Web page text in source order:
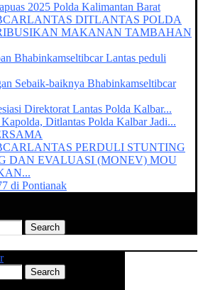
2025 Polda Kalimantan Barat
DITLANTAS POLDA
MAKANAN TAMBAHAN
Bhabinkamseltibcar Lantas peduli
Sebaik-baiknya Bhabinkamseltibcar
Direktorat Lantas Polda Kalbar...
Ditlantas Polda Kalbar Jadi...
PERDULI STUNTING
DAN EVALUASI (MONEV) MOU
di Pontianak
Search